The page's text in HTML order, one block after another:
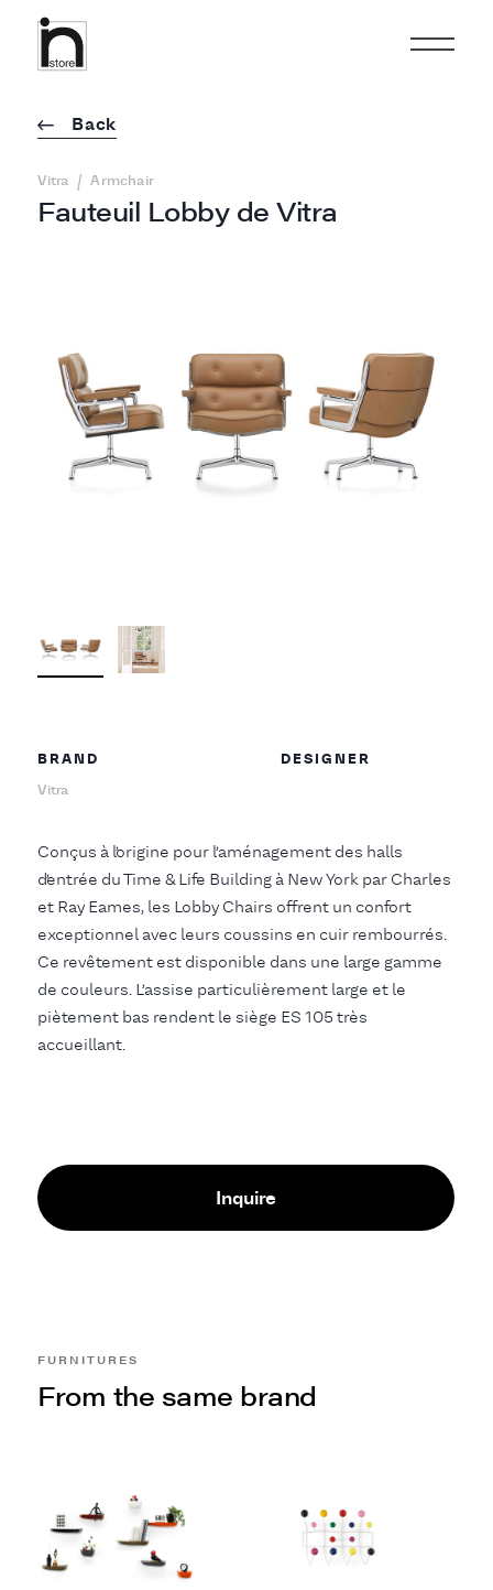
Fauteuil Lobby de Vitra
Back
Vitra / Armchair
BRAND
Vitra
DESIGNER
Conçus à l’origine pour l’aménagement des halls
d’entrée du Time & Life Building à New York par Charles
et Ray Eames, les Lobby Chairs offrent un confort
exceptionnel avec leurs coussins en cuir rembourrés.
Ce revêtement est disponible dans une large gamme
de couleurs. L’assise particulièrement large et le
piètement bas rendent le siège ES 105 très
accueillant.
Inquire
From the same brand
FURNITURES